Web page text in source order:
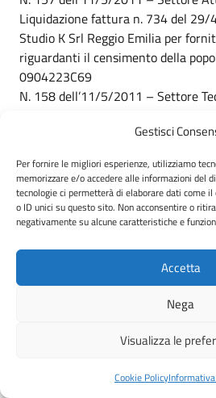
Gestisci
Per fornire le migliori esperienze, utilizziamo
memorizzare e/o accedere alle informazioni del
tecnologie ci permetterà di elaborare dati come
o ID unici su questo sito. Non acconsentire o
negativamente su alcune caratteristiche e
Accetta
Nega
Visualizza le
Cookie Policy
Liquidazione fattura n. 734 del
Studio K Srl Reggio Emilia per
riguardanti il censimento della
0904223C69
N. 158 dell’11/5/2011 – Settore
Nomina componenti squadra del
N. 160 del 13/5/2011 – Settore
Concessione utenza acqua potabile
Concetta
N. 161 del 13/5/2011 – Settore
Liquidazione in favore della Extra
la gestione del sito Internet sul
– periodo 2/3/2011 – 1/3/2012 –
Liquidazione compenso e rimborso